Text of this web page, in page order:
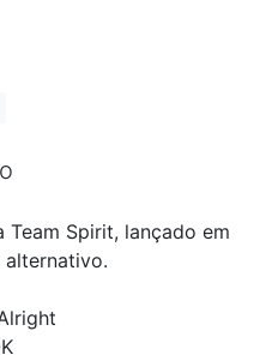
Spirit, lançado em
alternativo.